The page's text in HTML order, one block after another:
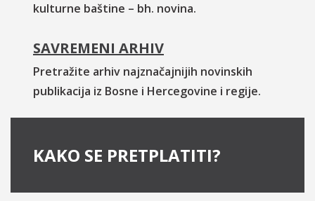
kulturne baštine – bh. novina.
SAVREMENI ARHIV
Pretražite arhiv najznačajnijih novinskih
publikacija iz Bosne i Hercegovine i regije.
KAKO SE PRETPLATITI?